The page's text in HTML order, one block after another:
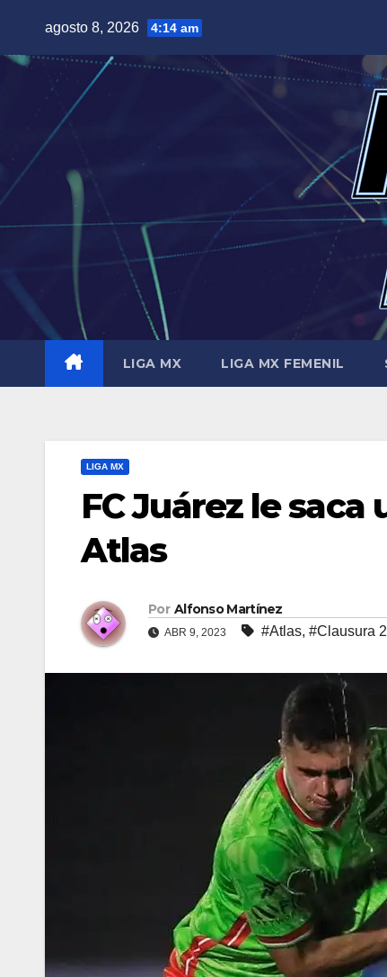
contenido
agosto 8, 2026 4:14 am
LIGA MX LIGA MX FEMENIL
LIGA MX
FC Juárez le
Atlas
Por Alfonso Martínez
ABR 9, 2023 #Atlas, #Clausura